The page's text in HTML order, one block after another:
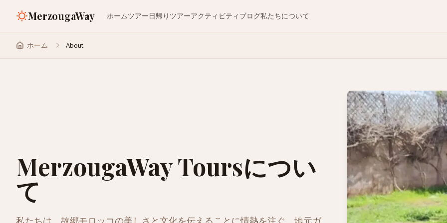
MerzougaWay ホームツアー日帰りツアーアクティビティ ブログ私たちについて
ホーム About
MerzougaWay Toursについ
て